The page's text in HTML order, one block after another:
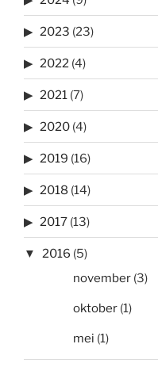
2023 (23)
2022 (4)
2021 (7)
2020 (4)
2019 (16)
2018 (14)
2017 (13)
2016 (5)
november(3)
oktober(1)
mei (1)